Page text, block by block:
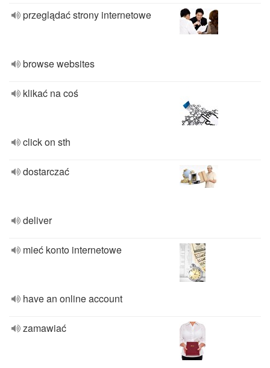
przeglądać strony internetowe
browse websites
klikać na coś
click on sth
dostarczać
deliver
mieć konto internetowe
have an online account
zamawiać